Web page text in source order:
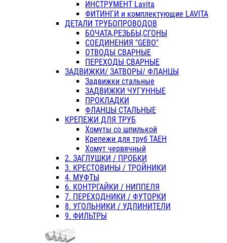
ИНСТРУМЕНТ Lavita
ФИТИНГИ и комплектующие LAVITA
ДЕТАЛИ ТРУБОПРОВОДОВ
БОЧАТА,РЕЗЬБЫ,СГОНЫ
СОЕДИНЕНИЯ "GEBO"
ОТВОДЫ СВАРНЫЕ
ПЕРЕХОДЫ СВАРНЫЕ
ЗАДВИЖКИ/ ЗАТВОРЫ/ ФЛАНЦЫ
Задвижки стальные
ЗАДВИЖКИ ЧУГУННЫЕ
ПРОКЛАДКИ
ФЛАНЦЫ СТАЛЬНЫЕ
КРЕПЕЖИ ДЛЯ ТРУБ
Хомуты со шпилькой
Крепежи для труб ТАЕН
Хомут червячный
2. ЗАГЛУШКИ / ПРОБКИ
3. КРЕСТОВИНЫ / ТРОЙНИКИ
4. МУФТЫ
6. КОНТРГАЙКИ / НИППЕЛЯ
7. ПЕРЕХОДНИКИ / ФУТОРКИ
8. УГОЛЬНИКИ / УДЛИНИТЕЛИ
9. ФИЛЬТРЫ